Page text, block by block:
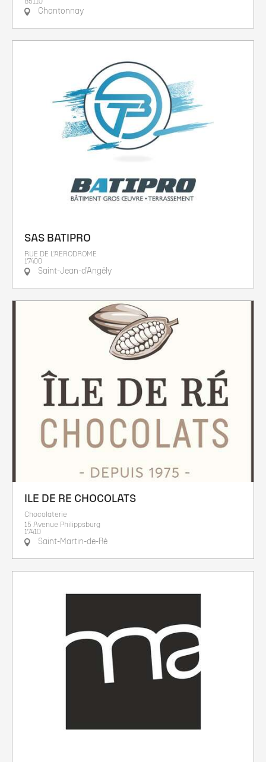
85110
Chantonnay
SAS BATIPRO
RUE DE L'AERODROME
17400
Saint-Jean-d'Angély
ILE DE RE CHOCOLATS
Chocolaterie
15 Avenue Philippsburg
17410
Saint-Martin-de-Ré